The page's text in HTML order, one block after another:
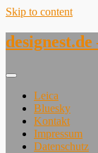
Skip to content
Leica
Bluesky
Kontakt
Impressum
Datenschutz